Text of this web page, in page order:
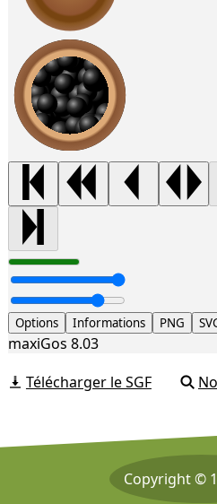
Options Informations PNG
maxiGos 8.03
Télécharger le SGF
Copyright ©